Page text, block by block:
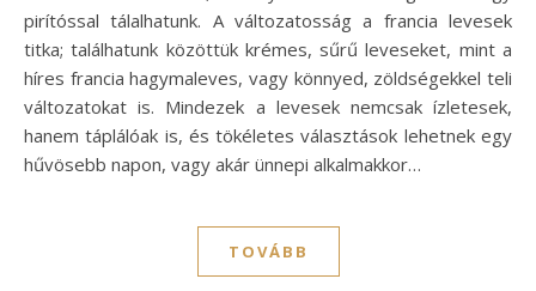
pirítóssal tálalhatunk. A változatosság a francia levesek
titka; találhatunk közöttük krémes, sűrű leveseket, mint a
híres francia hagymaleves, vagy könnyed, zöldségekkel teli
változatokat is. Mindezek a levesek nemcsak ízletesek,
hanem táplálóak is, és tökéletes választások lehetnek egy
hűvösebb napon, vagy akár ünnepi alkalmakkor…
TOVÁBB